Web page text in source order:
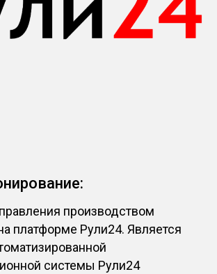
производством
платформе Рули24. Является
системы Рули24